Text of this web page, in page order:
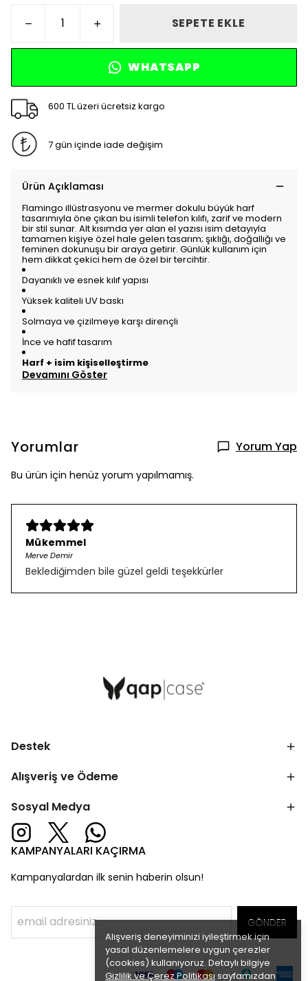
Alışveriş deneyiminizi iyileştirmek için
yasal düzenlemelere uygun çerezler
(cookies) kullanıyoruz. Detaylı bilgiye
Gizlilik ve Çerez Politikası sayfamızdan
SEPETE EKLE
WHATSAPP
600 TL üzeri ücretsiz kargo
7 gün içinde iade değişim
Ürün Açıklaması
Flamingo illüstrasyonu ve mermer dokulu büyük harf
tasarımıyla öne çıkan bu isimli telefon kılıfı, zarif ve modern
bir stil sunar. Alt kısımda yer alan el yazısı isim detayıyla
tamamen kişiye özel hale gelen tasarım; şıklığı, doğallığı ve
feminen dokunuşu bir araya getirir. Günlük kullanım için
hem dikkat çekici hem de özel bir tercihtir.
Dayanıklı ve esnek kılıf yapısı
Yüksek kaliteli UV baskı
Solmaya ve çizilmeye karşı dirençli
İnce ve hafif tasarım
Harf + isim kişiselleştirme
Devamını Göster
Yorumlar Yorum Yap
Bu ürün için henüz yorum yapılmamış.
Mükemmel
Merve Demir
Beklediğimden bile güzel geldi teşekkürler
Destek
Alışveriş ve Ödeme
Sosyal Medya
KAMPANYALARI KAÇIRMA
Kampanyalardan ilk senin haberin olsun!
GÖNDER